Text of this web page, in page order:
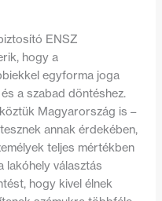
ENSZ
hogy a
egyforma joga
a szabad döntéshez.
Magyarország is –
annak érdekében,
teljes mértékben
lakóhely választás
hogy kivel élnek